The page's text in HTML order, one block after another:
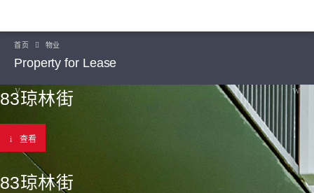
首页 物业
Property for Lease
83琼林街
查看
83琼林街